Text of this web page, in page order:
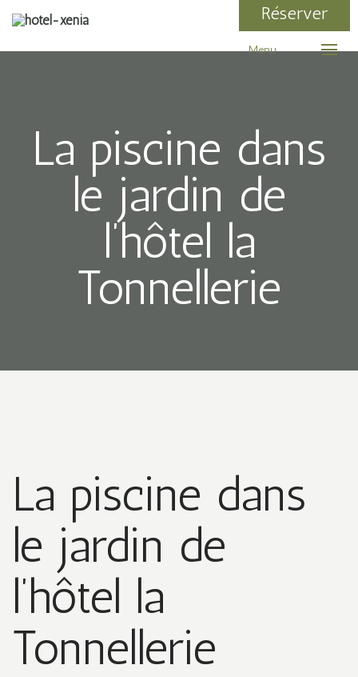
Réserver
Menu
La piscine dans
le jardin de
l’hôtel la
Tonnellerie
La piscine dans
le jardin de
l’hôtel la
Tonnellerie